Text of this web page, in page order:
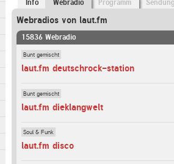
Info Webradio Programm
Webradios von laut.fm
15836 Webradio
Bunt gemischt
laut.fm deutschrock-station
Bunt gemischt
laut.fm dieklangwelt
Soul & Funk
laut.fm disco